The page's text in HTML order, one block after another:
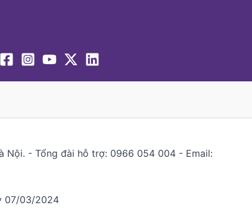
Nội. - Tổng đài hỗ trợ: 0966 054 004 - Email:
07/03/2024